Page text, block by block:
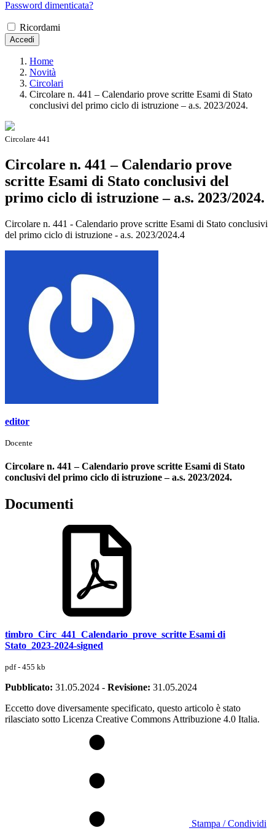
Password dimenticata?
Ricordami
Accedi
Home
Novità
Circolari
Circolare n. 441 – Calendario prove scritte Esami di Stato
conclusivi del primo ciclo di istruzione – a.s. 2023/2024.
Circolare 441
Circolare n. 441 – Calendario prove
scritte Esami di Stato conclusivi del
primo ciclo di istruzione – a.s. 2023/2024.
Circolare n. 441 - Calendario prove scritte Esami di Stato conclusivi
del primo ciclo di istruzione - a.s. 2023/2024.4
editor
Docente
Circolare n. 441 – Calendario prove scritte Esami di Stato
conclusivi del primo ciclo di istruzione – a.s. 2023/2024.
Documenti
timbro_Circ_441_Calendario_prove_scritte Esami di
Stato_2023-2024-signed
pdf - 455 kb
Pubblicato: 31.05.2024 - Revisione: 31.05.2024
Eccetto dove diversamente specificato, questo articolo è stato
rilasciato sotto Licenza Creative Commons Attribuzione 4.0 Italia.
Stampa / Condividi